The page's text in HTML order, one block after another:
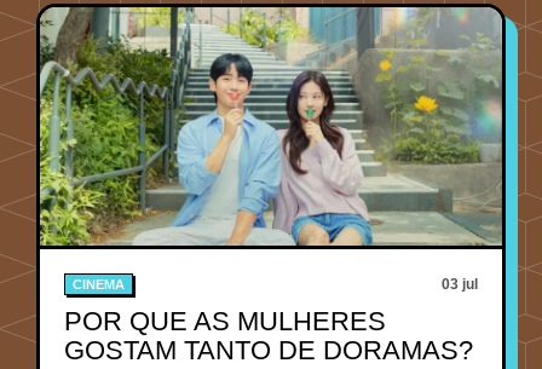
CINEMA 03 jul
POR QUE AS MULHERES
GOSTAM TANTO DE DORAMAS?